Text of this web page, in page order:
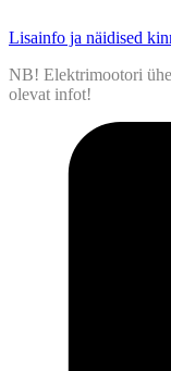
Lisainfo ja näidised
NB! Elektrimootori
olevat infot!